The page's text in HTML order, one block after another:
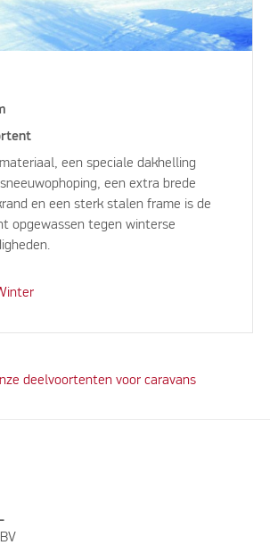
een speciale dakhelling
een extra brede
en een sterk stalen frame is de
opgewassen tegen winterse
deelvoortenten voor caravans